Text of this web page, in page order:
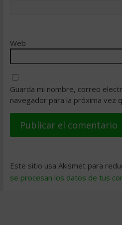
Web
Guarda mi nombre, correo
navegador para la próxima vez
Este sitio usa Akismet para
se procesan los datos de tus